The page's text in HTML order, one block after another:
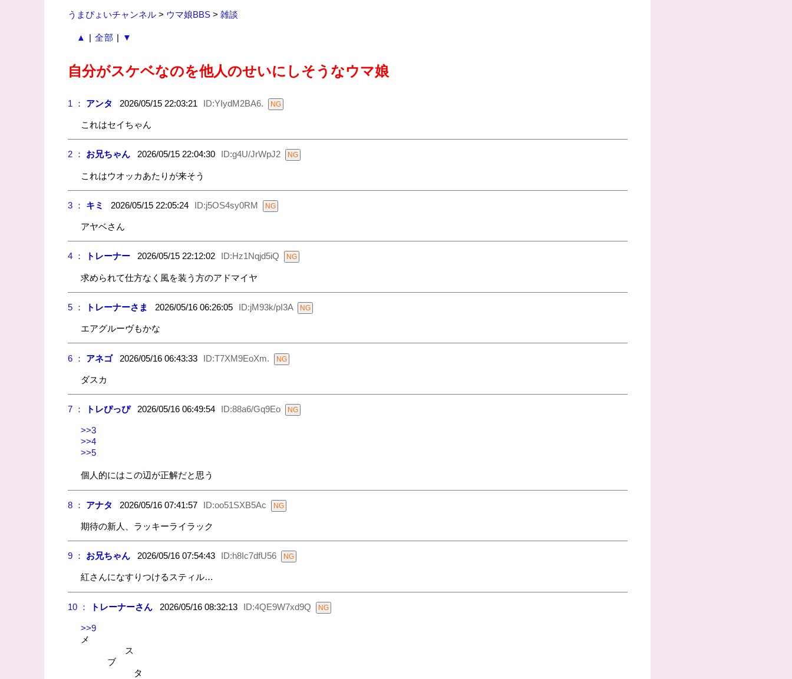
うまぴょいチャンネル> ウマ娘BBS> 雑談
▲ | 全部 | ▼
自分がスケベなのを他人のせいにしそうなウマ娘
1 ： アンタ 2026/05/15 22:03:21 ID:YIydM2BA6.
これはセイちゃん
2 ： お兄ちゃん2026/05/15 22:04:30 ID:g4U/JrWpJ2
これはウオッカあたりが来そう
3 ： キミ 2026/05/15 22:05:24 ID:j5OS4sy0RM
アヤベさん
4 ： トレーナー2026/05/15 22:12:02 ID:Hz1Nqjd5iQ
求められて仕方なく風を装う方のアドマイヤ
5 ： トレーナーさま 2026/05/16 06:26:05 ID:jM93k/pI3A
エアグルーヴもかな
6 ： アネゴ2026/05/16 06:43:33 ID:T7XM9EoXm.
ダスカ
7 ： トレぴっぴ2026/05/16 06:49:54 ID:88a6/Gq9Eo
>>3
>>4
>>5
個人的にはこの辺が正解だと思う
8 ： アナタ 2026/05/16 07:41:57 ID:oo51SXB5Ac
期待の新人、ラッキーライラック
9 ： お兄ちゃん2026/05/16 07:54:43 ID:h8Ic7dfU56
紅さんになすりつけるスティル…
10 ： トレーナーさん2026/05/16 08:32:13 ID:4QE9W7xd9Q
>>9
メ
ス
ブ
タ